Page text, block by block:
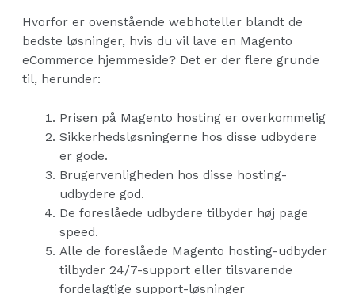
Hvorfor er ovenstående webhoteller blandt de
bedste løsninger, hvis du vil lave en Magento
eCommerce hjemmeside? Det er der flere grunde
til, herunder:
Prisen på Magento hosting er overkommelig
Sikkerhedsløsningerne hos disse udbydere
er gode.
Brugervenligheden hos disse hosting-
udbydere god.
De foreslåede udbydere tilbyder høj page
speed.
Alle de foreslåede Magento hosting-udbyder
tilbyder 24/7-support eller tilsvarende
fordelagtige support-løsninger